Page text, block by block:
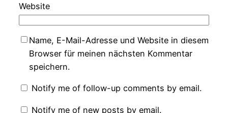
Website
Name, E-Mail-Adresse und Website in diesem
Browser für meinen nächsten Kommentar
speichern.
Notify me of follow-up comments by email.
Notify me of new posts by email.